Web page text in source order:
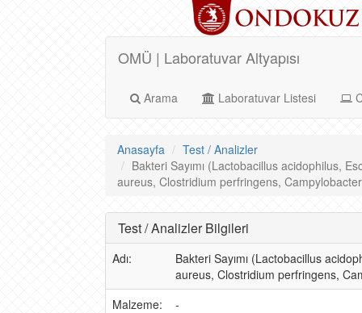
OMÜ | Laboratuvar Altyapısı
Arama Laboratuvar Listesi
Anasayfa
Test / Analizler
Bakteri Sayımı (Lactobacillus acidophilus,
aureus, Clostridium perfringens,
Test / Analizler Bilgileri
Adı:
Bakteri Sayımı (Lactobacillus
aureus, Clostridium perfringens,
Malzeme:
-